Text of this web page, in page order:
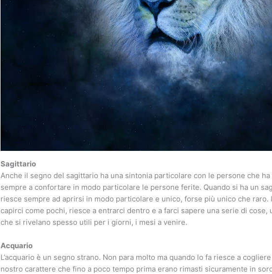
Sagittario
Anche il segno del sagittario ha una sintonia particolare con le persone che
sempre a confortare in modo particolare le persone ferite. Quando si ha un
riesce sempre ad aprirsi in modo particolare e unico, forse più unico che raro.
capirci come pochi, riesce a entrarci dentro e a farci sapere una serie di cose,
che si rivelano spesso utili per i giorni, i mesi a venire.
Acquario
L’acquario è un segno strano. Non para molto ma quando lo fa riesce a
nostro carattere che fino a poco tempo prima erano rimasti sicuramente in